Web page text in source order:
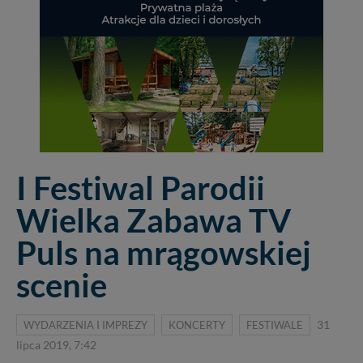
I Festiwal Parodii
Wielka Zabawa TV
Puls na mrągowskiej
scenie
WYDARZENIA I IMPREZY KONCERTY FESTIWALE
31
lipca 2019, 7:42